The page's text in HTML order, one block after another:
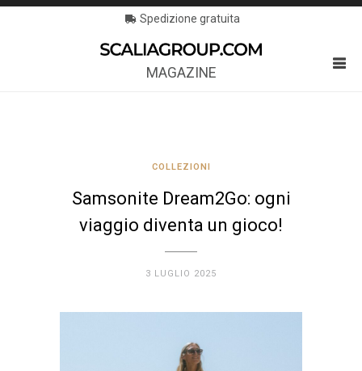
Spedizione gratuita
MAGAZINE
COLLEZIONI
Samsonite Dream2Go: ogni
viaggio diventa un gioco!
3 LUGLIO 2025